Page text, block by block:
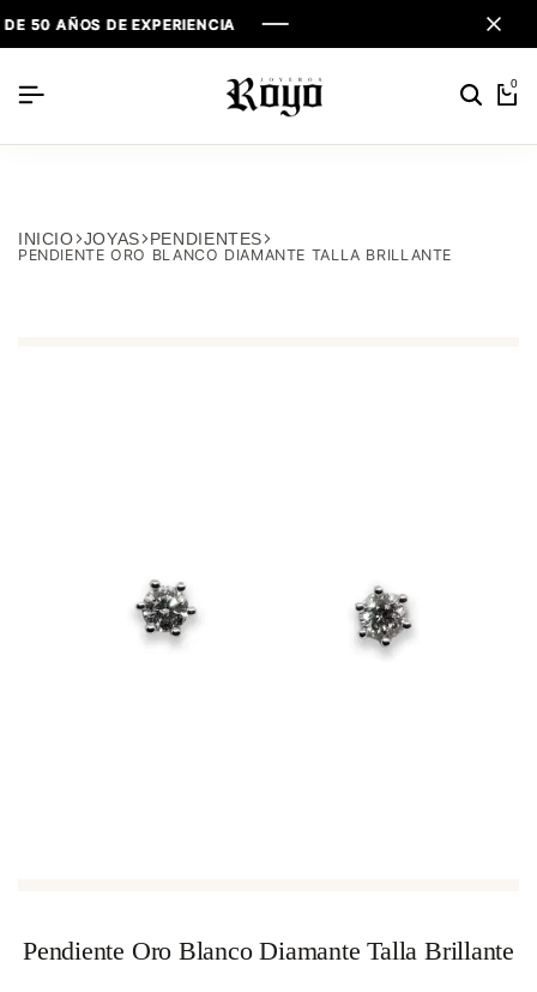
50 AÑOS DE EXPERIENCIA
50 AÑOS DE EXPERIENCIA
50 AÑOS DE EXPERIENCIA
0
INICIO JOYAS PENDIENTES
PENDIENTE ORO BLANCO DIAMANTE TALLA BRILLANTE
Pendiente Oro Blanco Diamante Talla Brillante